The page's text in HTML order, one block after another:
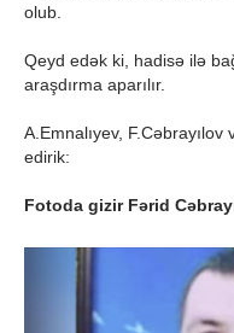
olub.
Qeyd edək ki, hadisə ilə
araşdırma aparılır.
A.Emnalıyev,
edirik:
Fotoda gizir Fərid